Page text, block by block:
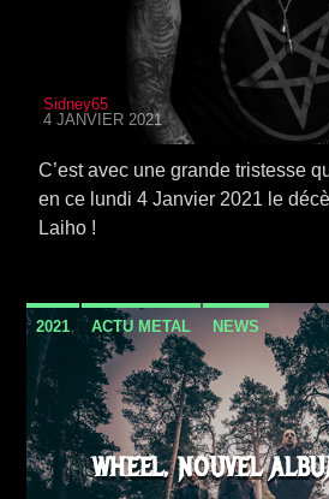
Sidney65
4 JANVIER 2021
C’est avec une grande tristesse
en ce lundi 4 Janvier 2021 le
Laiho !
2021 ACTU METAL NEWS
WHEEL, NOUVEL